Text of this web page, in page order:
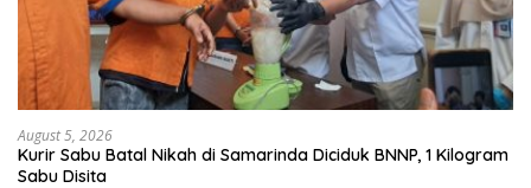
August 5, 2026
Kurir Sabu Batal Nikah di Samarinda Diciduk BNNP, 1 Kilogram
Sabu Disita